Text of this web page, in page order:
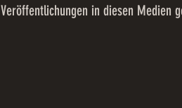
Veröffentlichungen in diesen Medien